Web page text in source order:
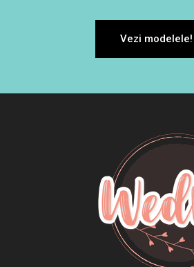
Vezi modelele!